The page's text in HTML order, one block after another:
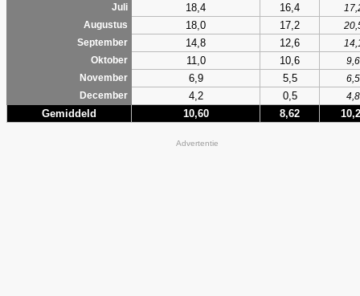
Juli
18,4 16,4
Augustus
18,0 17,2
September
14,8 12,6
Oktober
11,0 10,6
9,6
November
6,9 5,5
6,5
December
4,2 0,5 4,8
Gemiddeld 10,60 8,62
Advertentie